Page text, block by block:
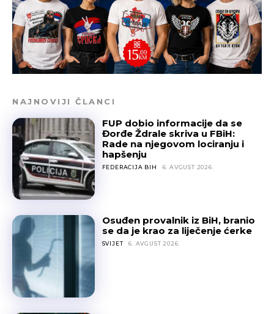
NAJNOVIJI ČLANCI
FUP dobio informacije da se
Đorđe Ždrale skriva u FBiH:
Rade na njegovom lociranju i
hapšenju
FEDERACIJA BIH 6. AVGUST 2026.
Osuđen provalnik iz BiH, branio
se da je krao za liječenje ćerke
SVIJET 6. AVGUST 2026.